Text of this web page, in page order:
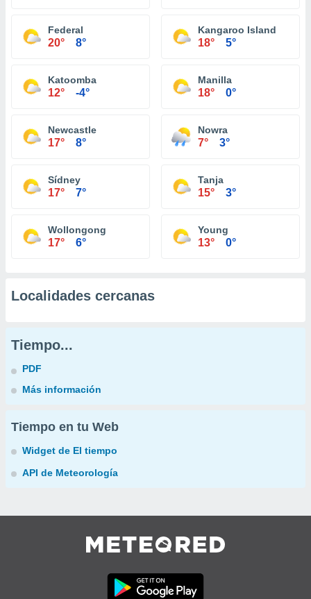
Federal
20° 8°
Kangaroo Island
18° 5°
Katoomba
12° -4°
Manilla
18° 0°
Newcastle
17° 8°
Nowra
7° 3°
Sídney
17° 7°
Tanja
15° 3°
Wollongong
17° 6°
Young
13° 0°
Localidades cercanas
Tiempo...
PDF
Más información
Tiempo en tu Web
Widget de El tiempo
API de Meteorología